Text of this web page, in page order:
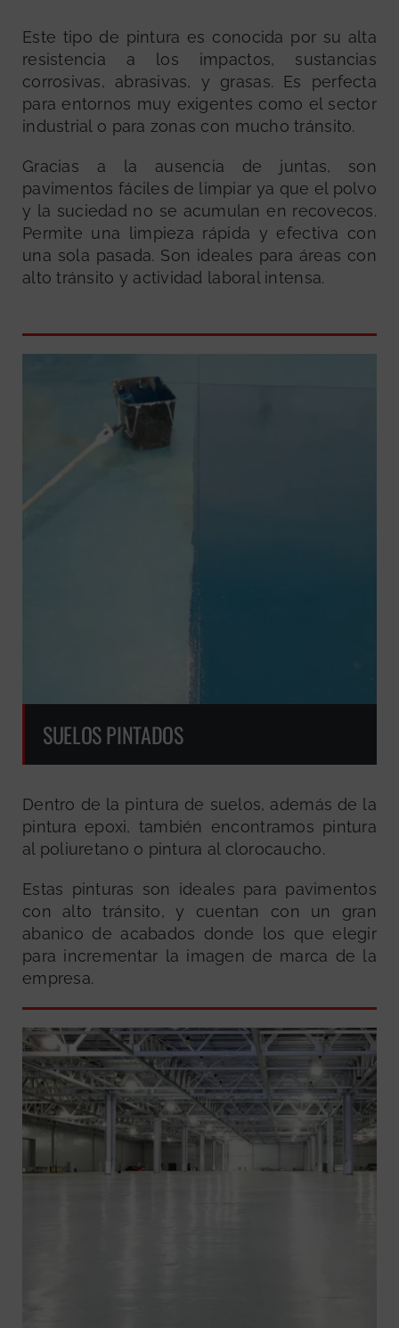
Este tipo de pintura es conocida por su alta
resistencia a los impactos, sustancias
corrosivas, abrasivas, y grasas. Es perfecta
para entornos muy exigentes como el sector
industrial o para zonas con mucho tránsito.
Gracias a la ausencia de juntas, son
pavimentos fáciles de limpiar ya que el polvo
y la suciedad no se acumulan en recovecos.
Permite una limpieza rápida y efectiva con
una sola pasada. Son ideales para áreas con
alto tránsito y actividad laboral intensa.
SUELOS PINTADOS
Dentro de la pintura de suelos, además de la
pintura epoxi, también encontramos pintura
al poliuretano o pintura al clorocaucho.
Estas pinturas son ideales para pavimentos
con alto tránsito, y cuentan con un gran
abanico de acabados donde los que elegir
para incrementar la imagen de marca de la
empresa.